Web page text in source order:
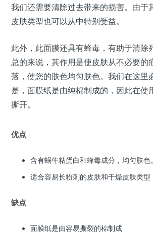
我们还需要清除过去带来的损害。由于
皮肤类型也可以从中特别受益。
此外，此面膜还具有蜂毒，有助于清除
总的来说，其作用是使皮肤从不必要的
落，使您的肤色均匀肤色。我们在这里
是，面膜纸是由纯棉制成的，因此在使
撕开。
优点
含有蜗牛粘蛋白和蜂毒成分，均匀肤色。
适合容易长粉刺的皮肤和干燥皮肤类型
缺点
面膜纸是由容易撕裂的棉制成